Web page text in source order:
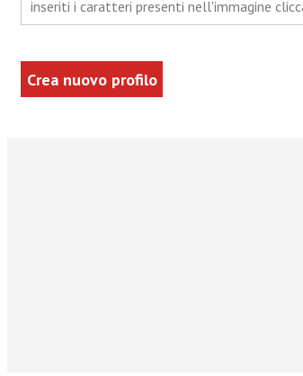
inseriti i caratteri presenti nell'immagine